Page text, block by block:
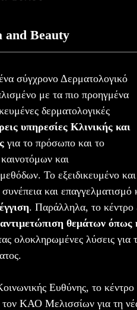
and Beauty
ένα σύγχρονο Δερματολογικό
με τα πιο προηγμένα
δερματολογικές
υπηρεσίες Κλινικής και
για το πρόσωπο και το
και
Το εξειδικευμένο
και επαγγελματισμό
. Παράλληλα, το κέντρο
αντιμετώπιση θεμάτων
ολοκληρωμένες λύσεις για
Ευθύνης, το κέντρο
τον ΚΑΟ Μελισσίων για τη